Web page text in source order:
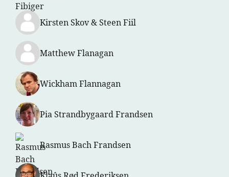
Kirsten Skov & Steen Fiil
Matthew Flanagan
Wickham Flannagan
Pia Strandbygaard Frandsen
Rasmus Bach Frandsen